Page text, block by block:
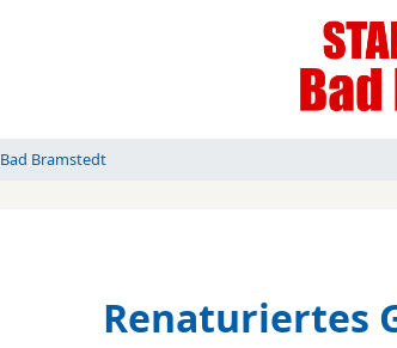
Bad Bramstedt
Renaturiertes